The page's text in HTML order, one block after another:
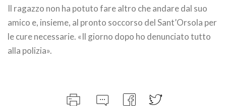
Il ragazzo non ha potuto fare altro che andare dal suo
amico e, insieme, al pronto soccorso del Sant’Orsola per
le cure necessarie. «Il giorno dopo ho denunciato tutto
alla polizia».